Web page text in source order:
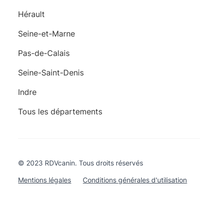
Hérault
Seine-et-Marne
Pas-de-Calais
Seine-Saint-Denis
Indre
Tous les départements
© 2023 RDVcanin. Tous droits réservés
Mentions légales Conditions générales d'utilisation